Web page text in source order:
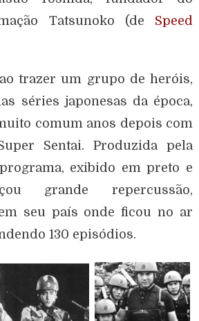
Tatsunoko (de Speed
trazer um grupo de heróis,
séries japonesas da época,
comum anos depois com
Sentai. Produzida pela
exibido em preto e
grande repercussão,
seu país onde ficou no ar
130 episódios.